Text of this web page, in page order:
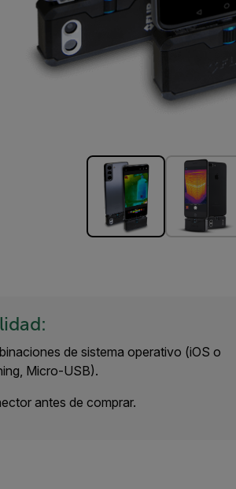
de sistema operativo (iOS o
Micro-USB).
antes de comprar.